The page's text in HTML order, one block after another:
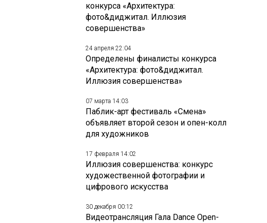
конкурса «Архитектура:
фото&диджитал. Иллюзия
совершенства»
24 апреля 22:04
Определены финалисты конкурса
«Архитектура: фото&диджитал.
Иллюзия совершенства»
07 марта 14:03
Паблик-арт фестиваль «Смена»
объявляет второй сезон и опен-колл
для художников
17 февраля 14:02
Иллюзия совершенства: конкурс
художественной фотографии и
цифрового искусства
30 декабря 00:12
Видеотрансляция Гала Dance Open-